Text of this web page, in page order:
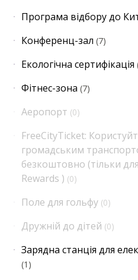
Програма відбору до
Конференц-зал (7)
Екологічна сертифікація
Фітнес-зона (7)
Аеропорт (0)
FreeCityTicket:
громадським
безкоштовно (тільки
Rewards ) (0)
Поле для гольфу (0)
Дружній до дітей (0)
Зарядна станція для
(1 )